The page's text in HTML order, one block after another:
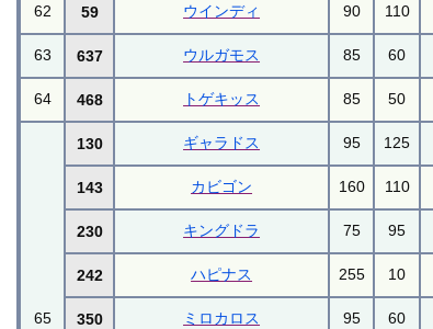
62 59 ウインディ 90 110
63 637 ウルガモス 85 60
64 468 トゲキッス 85 50
65
130 ギャラドス 95 125
143 カビゴン 160 110
230 キングドラ 75 95
242 ハピナス 255 10
350 ミロカロス 95 60